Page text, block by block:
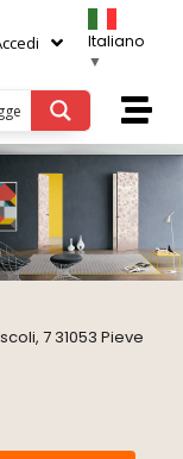
Italiano
▼
7 31053 Pieve